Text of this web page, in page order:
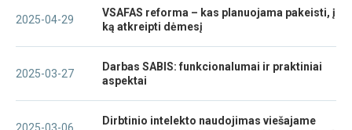
2025-04-29
VSAFAS reforma – kas planuojama pakeisti, į
ką atkreipti dėmesį
2025-03-27
Darbas SABIS: funkcionalumai ir praktiniai
aspektai
2025-03-06
Dirbtinio intelekto naudojimas viešajame